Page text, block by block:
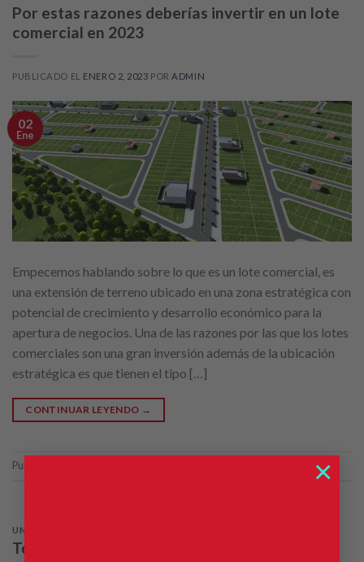
×
Por estas razones deberías invertir en un lote
comercial en 2023
PUBLICADO EL ENERO 2, 2023 POR ADMIN
02
Ene
Empecemos hablando sobre lo que es un lote comercial, es
una extensión de terreno ubicado en una zona estratégica con
potencial de crecimiento y desarrollo económico para la
apertura de negocios. Una de las razones por las que los lotes
comerciales son una gran inversión además de la ubicación
estratégica es que tienen el tipo […]
CONTINUAR LEYENDO →
Publicado en
UNCATEGORIZED
Todo lo que debes saber sobre los préstamos